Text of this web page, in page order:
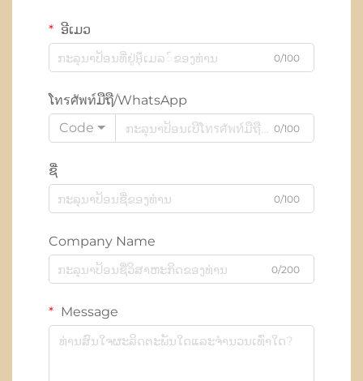
ອີເມວ
0/100
ໂทรศัพท์ມືຖື/WhatsApp
Code
0/100
ຊື່
0/100
Company Name
0/200
Message